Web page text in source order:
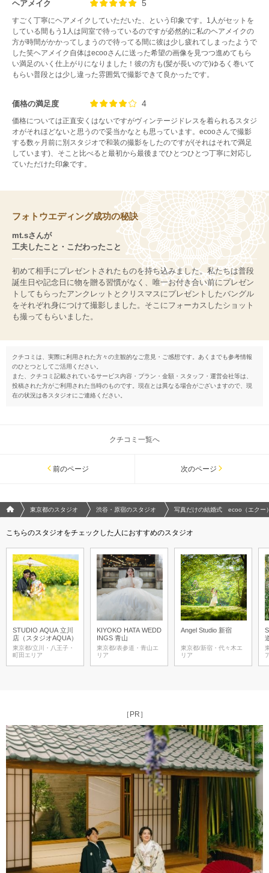
ヘアメイク 5
すごく丁寧にヘアメイクしていただいた、という印象です。1人がセットを
している間もう1人は同室で待っているのですが必然的に私のヘアメイクの
方が時間がかかってしまうので待ってる間に彼は少し疲れてしまったようで
した笑ヘアメイク自体はecooさんに送った希望の画像を見つつ進めてもら
い満足のいく仕上がりになりました！彼の方も(髪が長いので)ゆるく巻いて
もらい普段とは少し違った雰囲気で撮影できて良かったです。
価格の満足度 4
価格については正直安くはないですがヴィンテージドレスを着られるスタジ
オがそれほどないと思うので妥当かなとも思っています。ecooさんで撮影
する数ヶ月前に別スタジオで和装の撮影をしたのですが(それはそれで満足
しています)、そこと比べると最初から最後までひとつひとつ丁寧に対応し
ていただけた印象です。
フォトウエディング成功の秘訣
mt.sさんが
工夫したこと・こだわったこと
初めて相手にプレゼントされたものを持ち込みました。私たちは普段
誕生日や記念日に物を贈る習慣がなく、唯一お付き合い前にプレゼン
トしてもらったアンクレットとクリスマスにプレゼントしたバングル
をそれぞれ身につけて撮影しました。そこにフォーカスしたショット
も撮ってもらいました。
クチコミは、実際に利用された方々の主観的なご意見・ご感想です。あくまでも参考情報
のひとつとしてご活用ください。
また、クチコミ記載されているサービス内容・プラン・金額・スタッフ・運営会社等は、
投稿された方がご利用された当時のものです。現在とは異なる場合がございますので、現
在の状況は各スタジオにご連絡ください。
クチコミ一覧へ
前のページ 次のページ
フォトウエディング/結婚写真のPhotorait ホーム
東京都のスタジオ 渋谷・原宿のスタジオ 写真だけの結婚式 ecoo（エクー
こちらのスタジオをチェックした人におすすめのスタジオ
STUDIO AQUA 立川
店（スタジオAQUA）
東京都/立川・八王子・
町田エリア
KIYOKO HATA WEDD
INGS 青山
東京都/表参道・青山エ
リア
Angel Studio 新宿
東京都/新宿・代々木エ
リア
［PR］